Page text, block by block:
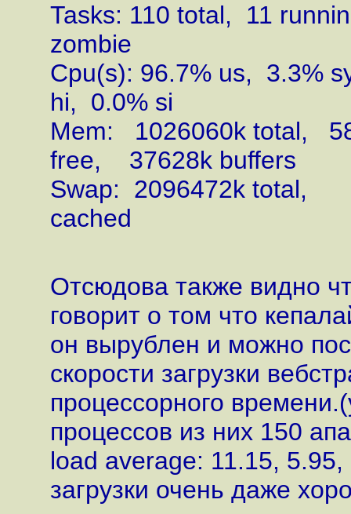
Tasks: 110 total, 11
zombie
Cpu(s): 96.7% us, 3.3%
hi, 0.0% si
Mem: 1026060k total,
free, 37628k buffers
Swap: 2096472k total,
cached
Отсюдова также видно
говорит о том что
он вырублен и можно
скорости загрузки
процессорного
процессов из них 150
load average: 11.15,
загрузки очень даже